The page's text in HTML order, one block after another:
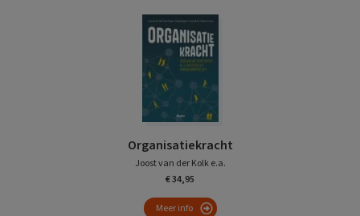
Organisatiekracht
Joost van der Kolk e.a.
€ 34,95
Meer info